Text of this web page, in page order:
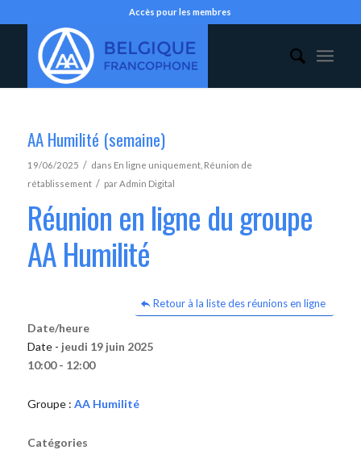
Accès pour les membres
AA Humilité (semaine)
19/06/2025 / dans En ligne uniquement, Réunion de
rétablissement / parAdmin Digital
Réunion en ligne du groupe
AA Humilité
Retour à la liste des réunions en ligne
Date/heure
Date - jeudi 19 juin 2025
10:00 - 12:00
Groupe : AA Humilité
Catégories